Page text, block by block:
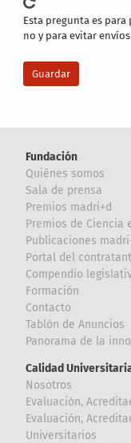
Esta pregunta es
no y para evitar
Fundación
Quiénes somos
Sala de prensa
Premios madri+d
Premios de Ciencia
Publicaciones
Portal del
Compendio
Formación
Contacto
Tablón de Anuncios
Panorama de la
Calidad
Nosotros
Evaluación,
Evaluación,
Universitarios